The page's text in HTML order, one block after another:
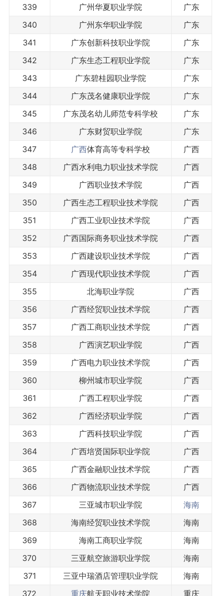
339
广州华夏职业学院
广东
340
广州东华职业学院
广东
341
广东创新科技职业学院
广东
342
广东生态工程职业学院
广东
343
广东碧桂园职业学院
广东
344
广东茂名健康职业学院
广东
345
广东茂名幼儿师范专科学校
广东
346
广东财贸职业学院
广东
347
广西体育高等专科学校
广西
348
广西水利电力职业技术学院
广西
349
广西职业技术学院
广西
350
广西生态工程职业技术学院
广西
351
广西工业职业技术学院
广西
352
广西国际商务职业技术学院
广西
353
广西建设职业技术学院
广西
354
广西现代职业技术学院
广西
355
北海职业学院
广西
356
广西经贸职业技术学院
广西
357
广西工商职业技术学院
广西
358
广西演艺职业学院
广西
359
广西电力职业技术学院
广西
360
柳州城市职业学院
广西
361
广西工程职业学院
广西
362
广西经济职业学院
广西
363
广西科技职业学院
广西
364
广西培贤国际职业学院
广西
365
广西金融职业技术学院
广西
366
广西物流职业技术学院
广西
367
三亚城市职业学院
海南
368
海南经贸职业技术学院
海南
369
海南工商职业学院
海南
370
三亚航空旅游职业学院
海南
371
三亚中瑞酒店管理职业学院
海南
372
重庆航天职业技术学院 重庆